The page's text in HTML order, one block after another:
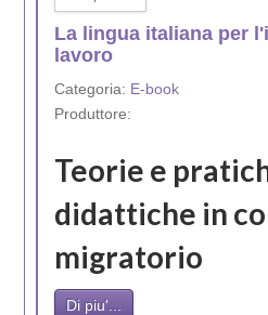
La lingua italiana per
lavoro
Categoria: E-book
Produttore:
Teorie e
didattiche in
migratorio
Di piu'...